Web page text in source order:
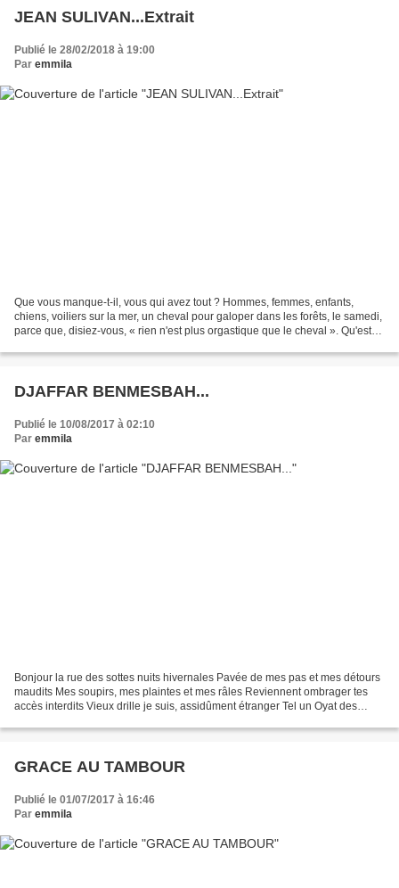
JEAN SULIVAN...Extrait
Publié le 28/02/2018 à 19:00
Par emmila
Que vous manque-t-il, vous qui avez tout ? Hommes, femmes, enfants,
chiens, voiliers sur la mer, un cheval pour galoper dans les forêts, le samedi,
parce que, disiez-vous, « rien n'est plus orgastique que le cheval ». Qu'est-
DJAFFAR BENMESBAH...
Publié le 10/08/2017 à 02:10
Par emmila
Bonjour la rue des sottes nuits hivernales Pavée de mes pas et mes détours
maudits Mes soupirs, mes plaintes et mes râles Reviennent ombrager tes
accès interdits Vieux drille je suis, assidûment étranger Tel un Oyat des
GRACE AU TAMBOUR
Publié le 01/07/2017 à 16:46
Par emmila